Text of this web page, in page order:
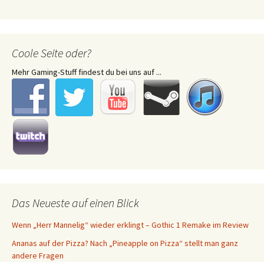
Coole Seite oder?
Mehr Gaming-Stuff findest du bei uns auf ...
Das Neueste auf einen Blick
Wenn „Herr Mannelig“ wieder erklingt – Gothic 1 Remake im Review
Ananas auf der Pizza? Nach „Pineapple on Pizza“ stellt man ganz
andere Fragen